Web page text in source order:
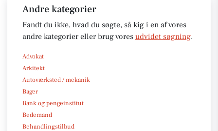
Andre kategorier
Fandt du ikke, hvad du søgte, så kig i en af vores
andre kategorier eller brug vores udvidet søgning.
Advokat
Arkitekt
Autoværksted / mekanik
Bager
Bank og pengeinstitut
Bedemand
Behandlingstilbud